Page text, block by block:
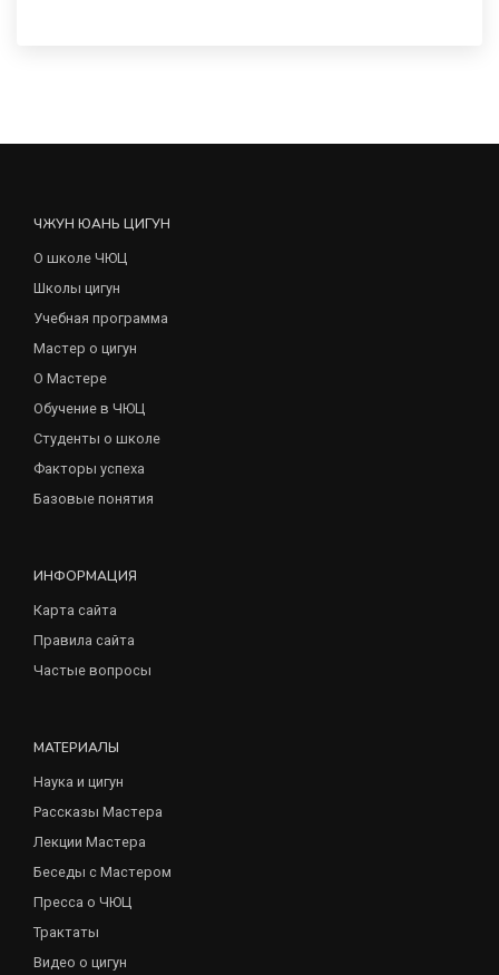
ЧЖУН ЮАНЬ ЦИГУН
О школе ЧЮЦ
Школы цигун
Учебная программа
Мастер о цигун
О Мастере
Обучение в ЧЮЦ
Студенты о школе
Факторы успеха
Базовые понятия
ИНФОРМАЦИЯ
Карта сайта
Правила сайта
Частые вопросы
МАТЕРИАЛЫ
Наука и цигун
Рассказы Мастера
Лекции Мастера
Беседы с Мастером
Пресса о ЧЮЦ
Трактаты
Видео о цигун